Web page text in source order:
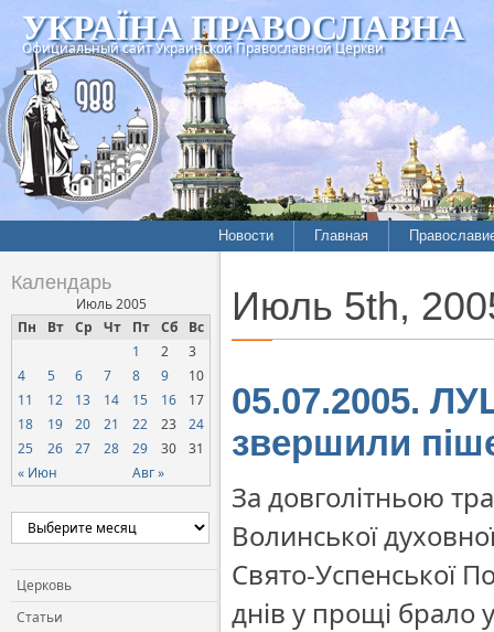
УКРАЇНА ПРАВОСЛАВНА
Официальный сайт Украинской Православной Церкви
Новости Главная
Календарь
Июль 2005
Пн
Вт Ср Чт Пт Сб Вс
« Июн Авг »
1 2
3
4
5 6 7 8 9
10
11
12 13 14 15 16
17
18
19 20 21 22 23
24
25
26 27 28 29 30 31
Церковь
Статьи
Июль 5th,
05.07.2005.
звершили
За довголітньою
Волинської
Свято-Успенської
днів у прощі брало